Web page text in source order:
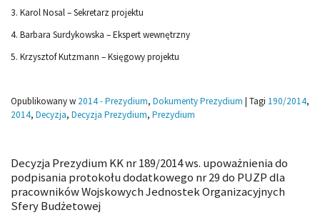
3. Karol Nosal – Sekretarz projektu
4. Barbara Surdykowska – Ekspert wewnętrzny
5. Krzysztof Kutzmann – Księgowy projektu
Opublikowany w 2014 - Prezydium, Dokumenty Prezydium | Tagi 190/2014,
2014, Decyzja, Decyzja Prezydium, Prezydium
Decyzja Prezydium KK nr 189/2014 ws. upoważnienia do
podpisania protokołu dodatkowego nr 29 do PUZP dla
pracowników Wojskowych Jednostek Organizacyjnych
Sfery Budżetowej